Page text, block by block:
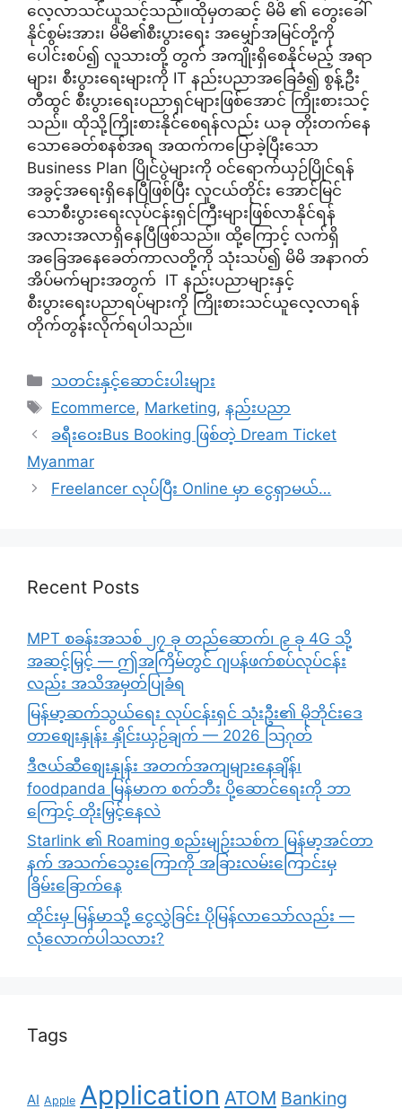
လေ့လာသင်ယူသင့်သည်။ထိုမှတဆင့် မိမိ ၏ တွေးခေါ်
နိုင်စွမ်းအား၊ မိမိ၏စီးပွားရေး အမျှော်အမြင်တို့ကို
ပေါင်းစပ်၍ လူသားတို့ တွက် အကျိုးရှိစေနိုင်မည့် အရာ
များ၊ စီးပွားရေးများကို IT နည်းပညာအခြေခံ၍ စွန့်ဦး
တီထွင် စီးပွားရေးပညာရှင်များဖြစ်အောင် ကြိုးစားသင့်
သည်။ ထိုသို့ကြိုးစားနိုင်စေရန်လည်း ယခု တိုးတက်နေ
သောခေတ်စနစ်အရ အထက်ကပြောခဲ့ပြီးသော
Business Plan ပြိုင်ပွဲများကို ဝင်ရောက်ယှဉ်ပြိုင်ရန်
အခွင့်အရေးရှိနေပြီဖြစ်ပြီး လူငယ်တိုင်း အောင်မြင်
သောစီးပွားရေးလုပ်ငန်းရှင်ကြီးများဖြစ်လာနိုင်ရန်
အလားအလာရှိနေပြီဖြစ်သည်။ ထို့ကြောင့် လက်ရှိ
အခြေအနေခေတ်ကာလတို့ကို သုံးသပ်၍ မိမိ အနာဂတ်
အိပ်မက်များအတွက် IT နည်းပညာများနှင့်
စီးပွားရေးပညာရပ်များကို ကြိုးစားသင်ယူလေ့လာရန်
တိုက်တွန်းလိုက်ရပါသည်။
Categories
သတင်းနှင့်ဆောင်းပါးများ
Tags
Ecommerce, Marketing,နည်းပညာ
ခရီးဝေးBus Booking ဖြစ်တဲ့ Dream Ticket
Myanmar
Freelancer လုပ်ပြီး Online မှာ ငွေရှာမယ်…
Recent Posts
MPT စခန်းအသစ် ၂၇ ခု တည်ဆောက်၊ ၉ ခု 4G သို့
အဆင့်မြှင့် — ဤအကြိမ်တွင် ဂျပန်ဖက်စပ်လုပ်ငန်း
လည်း အသိအမှတ်ပြုခံရ
မြန်မာ့ဆက်သွယ်ရေး လုပ်ငန်းရှင် သုံးဦး၏ မိုဘိုင်းဒေ
တာစျေးနှုန်း နှိုင်းယှဉ်ချက် — 2026 သြဂုတ်
ဒီဇယ်ဆီစျေးနှုန်း အတက်အကျများနေချိန်၊
foodpanda မြန်မာက စက်ဘီး ပို့ဆောင်ရေးကို ဘာ
ကြောင့် တိုးမြှင့်နေလဲ
Starlink ၏ Roaming စည်းမျဉ်းသစ်က မြန်မာ့အင်တာ
နက် အသက်သွေးကြောကို အခြားလမ်းကြောင်းမှ
ခြိမ်းခြောက်နေ
ထိုင်းမှ မြန်မာသို့ ငွေလွှဲခြင်း ပိုမြန်လာသော်လည်း —
လုံလောက်ပါသလား?
Tags
AI Apple Application ATOM Banking